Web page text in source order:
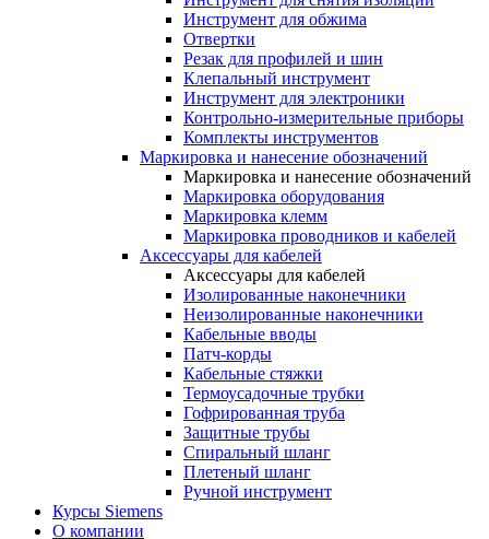
Инструмент для обжима
Отвертки
Резак для профилей и шин
Клепальный инструмент
Инструмент для электроники
Контрольно-измерительные приборы
Комплекты инструментов
Маркировка и нанесение обозначений
Маркировка и нанесение обозначений
Маркировка оборудования
Маркировка клемм
Маркировка проводников и кабелей
Аксессуары для кабелей
Аксессуары для кабелей
Изолированные наконечники
Неизолированные наконечники
Кабельные вводы
Патч-корды
Кабельные стяжки
Термоусадочные трубки
Гофрированная труба
Защитные трубы
Спиральный шланг
Плетеный шланг
Ручной инструмент
Курсы Siemens
О компании